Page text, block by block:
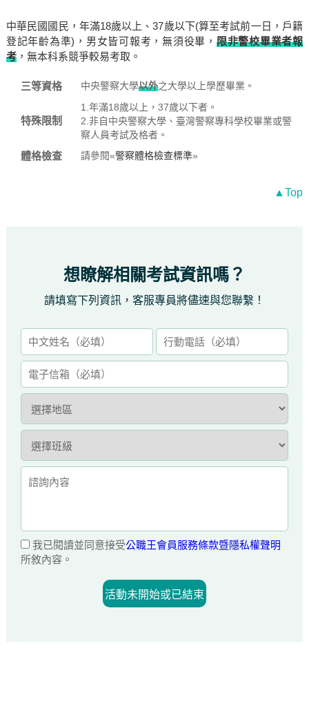
中華民國國民，年滿18歲以上、37歲以下(算至考試前一日，戶籍
登記年齡為準)，男女皆可報考，無須役畢， 限非警校畢業者報
考，無本科系競爭較易考取。
三等資格 中央警察大學以外之大學以上學歷畢業。
特殊限制
1.年滿18歲以上，37歲以下者。
2.非自中央警察大學、臺灣警察專科學校畢業或警
察人員考試及格者。
體格檢查 請參閱«警察體格檢查標準»
▲Top
想瞭解相關考試資訊嗎？
請填寫下列資訊，客服專員將儘速與您聯繫！
我已閱讀並同意接受公職王會員服務條款暨隱私權聲明
所敘內容。
活動未開始或已結束